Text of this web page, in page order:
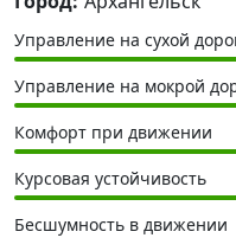
Управление на сухой
Управление на мокрой
Комфорт при движении
Курсовая устойчивость
Бесшумность в движении